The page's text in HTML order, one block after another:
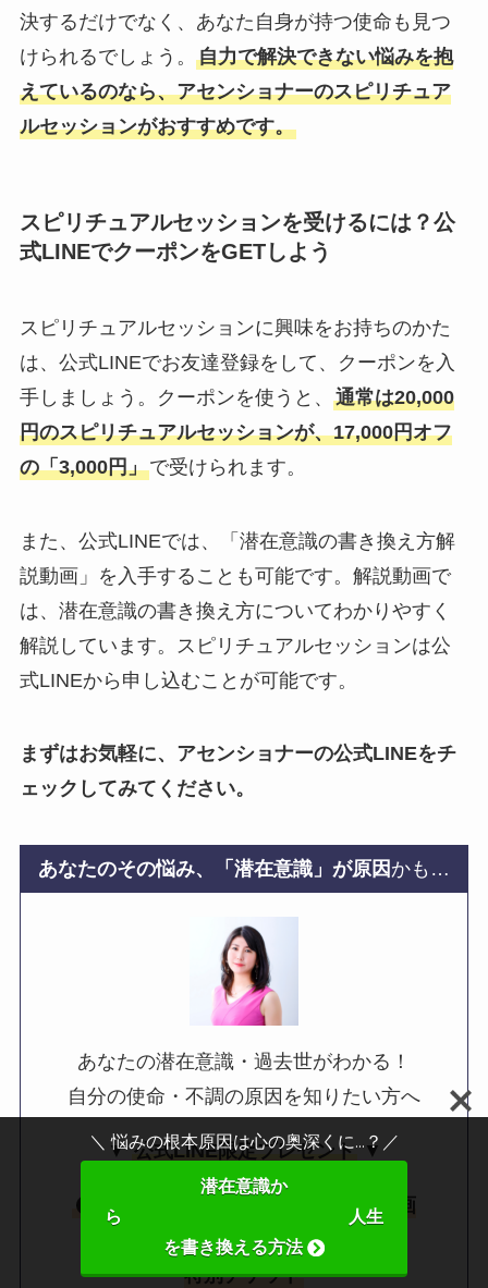
決するだけでなく、あなた自身が持つ使命も見つ
けられるでしょう。 自力で解決できない悩みを抱
えているのなら、アセンショナーのスピリチュア
ルセッションがおすすめです。
スピリチュアルセッションを受けるには？公
式LINEでクーポンをGETしよう
スピリチュアルセッションに興味をお持ちのかた
は、公式LINEでお友達登録をして、クーポンを入
手しましょう。クーポンを使うと、 通常は20,000
円のスピリチュアルセッションが、17,000円オフ
の「3,000円」で受けられます。
また、公式LINEでは、「潜在意識の書き換え方解
説動画」を入手することも可能です。解説動画で
は、潜在意識の書き換え方についてわかりやすく
解説しています。スピリチュアルセッションは公
式LINEから申し込むことが可能です。
まずはお気軽に、アセンショナーの公式LINEをチ
ェックしてみてください。
あなたのその悩み、「潜在意識」が原因 かも…
あなたの潜在意識・過去世がわかる！
自分の使命・不調の原因を知りたい方へ
▼公式LINE限定プレゼント▼
「潜在意識の書き換え方」 解説動画
3,000円でセッションが受けられる
特別チケット
＼ 悩みの根本原因は心の奥深くに...？／
潜在意識か
ら 人生
を書き換える方法